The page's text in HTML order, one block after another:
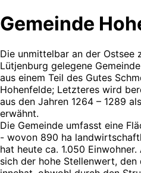
Gemeinde
Die unmittelbar an der Ostsee
Lütjenburg gelegene
aus einem Teil des Gutes
Hohenfelde; Letzteres wird
aus den Jahren 1264 – 1289 als
erwähnt.
Die Gemeinde umfasst eine
- wovon 890 ha
hat heute ca. 1.050
sich der hohe Stellenwert,